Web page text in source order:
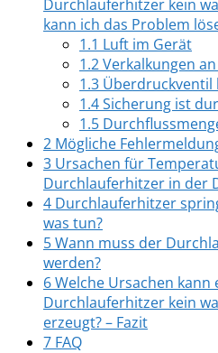
Durchlauferhitzer kein
kann ich das Problem
1.1 Luft im Gerät
1.2Verkalkungen
1.3 Überdruckventil
1.4Sicherung ist
1.5
2 Mögliche
3 Ursachen für
Durchlauferhitzer in der
4 Durchlauferhitzer
was tun?
5Wann muss der
werden?
6Welche Ursachen kann
Durchlauferhitzer kein
erzeugt? – Fazit
7 FAQ